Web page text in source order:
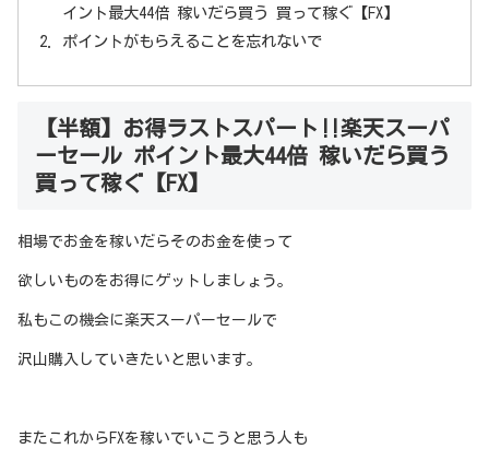
イント最大44倍 稼いだら買う 買って稼ぐ【FX】
ポイントがもらえることを忘れないで
【半額】お得ラストスパート‼楽天スーパ
ーセール ポイント最大44倍 稼いだら買う
買って稼ぐ【FX】
相場でお金を稼いだらそのお金を使って
欲しいものをお得にゲットしましょう。
私もこの機会に楽天スーパーセールで
沢山購入していきたいと思います。
またこれからFXを稼いでいこうと思う人も